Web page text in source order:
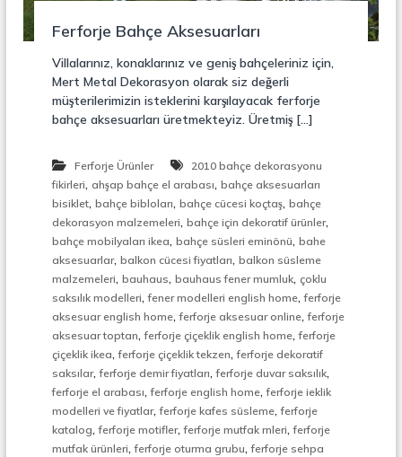
n
k
i
y
o
n
e
l
i
k
M
e
r
d
v
,
M
e
t
a
Ferforje Bahçe Aksesuarları
Villalarınız, konaklarınız ve geniş bahçeleriniz için,
Mert Metal Dekorasyon olarak siz değerli
müşterilerimizin isteklerini karşılayacak ferforje
bahçe aksesuarları üretmekteyiz. Üretmiş […]
Ferforje Ürünler
2010 bahçe dekorasyonu
fikirleri, ahşap bahçe el arabası, bahçe aksesuarları
bisiklet, bahçe bibloları, bahçe cücesi koçtaş, bahçe
dekorasyon malzemeleri, bahçe için dekoratif ürünler,
bahçe mobilyaları ikea, bahçe süsleri eminönü, bahe
aksesuarlar, balkon cücesi fiyatları, balkon süsleme
malzemeleri, bauhaus, bauhaus fener mumluk, çoklu
saksılık modelleri,fener modelleri english home,ferforje
aksesuar english home,ferforje aksesuar online,ferforje
aksesuar toptan,ferforje çiçeklik english home,ferforje
çiçeklik ikea,ferforje çiçeklik tekzen,ferforje dekoratif
saksılar,ferforje demir fiyatları,ferforje duvar saksılık,
ferforje el arabası,ferforje english home,ferforje ieklik
modelleri ve fiyatlar,ferforje kafes süsleme,ferforje
katalog,ferforje motifler,ferforje mutfak rnleri,ferforje
mutfak ürünleri,ferforje oturma grubu,ferforje sehpa